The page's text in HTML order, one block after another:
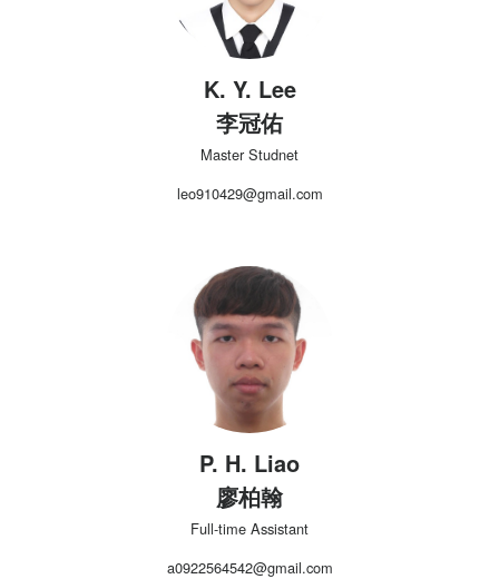
K. Y. Lee
李冠佑
Master Studnet
leo910429@gmail.com
P. H. Liao
廖柏翰
Full-time Assistant
a0922564542@gmail.com